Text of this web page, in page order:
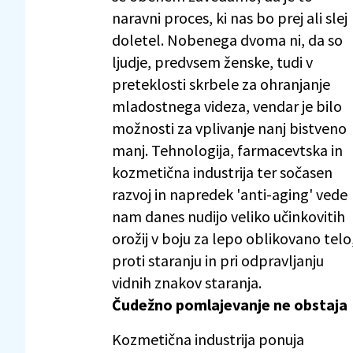
naravni proces, ki nas bo prej ali slej
doletel. Nobenega dvoma ni, da so
ljudje, predvsem ženske, tudi v
preteklosti skrbele za ohranjanje
mladostnega videza, vendar je bilo
možnosti za vplivanje nanj bistveno
manj. Tehnologija, farmacevtska in
kozmetična industrija ter sočasen
razvoj in napredek 'anti-aging' vede
nam danes nudijo veliko učinkovitih
orožij v boju za lepo oblikovano
proti staranju in pri odpravljanju
vidnih znakov staranja.
Čudežno pomlajevanje ne obstaja
Kozmetična industrija ponuja